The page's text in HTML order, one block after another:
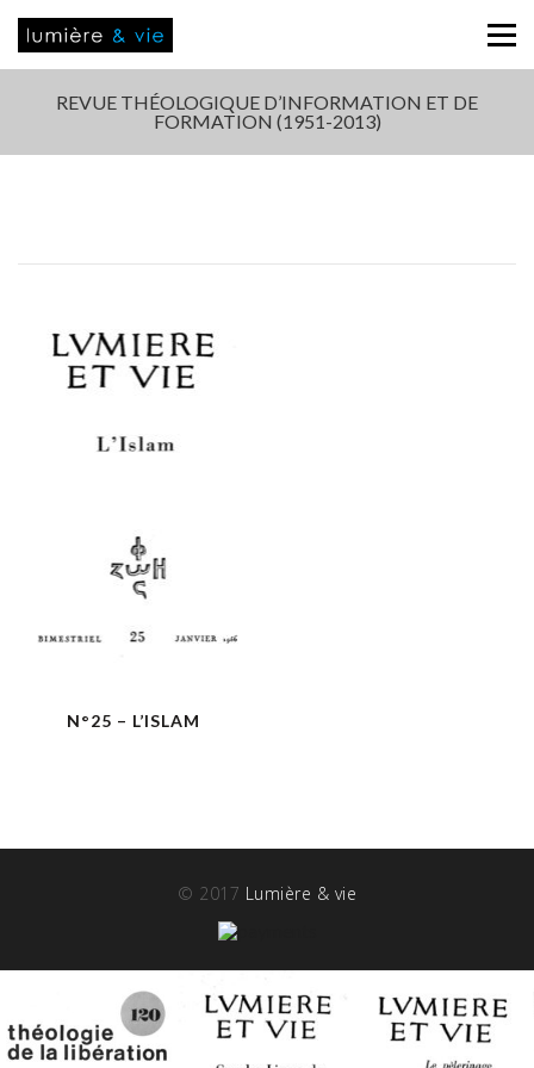
REVUE THÉOLOGIQUE D’INFORMATION ET DE
FORMATION (1951-2013)
N°25 – L’ISLAM
© 2017 Lumière & vie